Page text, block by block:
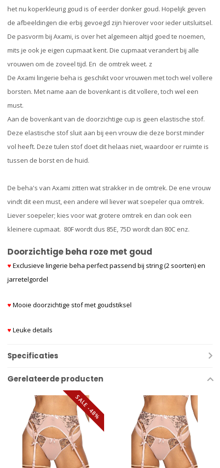
het nu koperkleurig goud is of eerder donker goud. Hopelijk geven
de afbeeldingen die erbij gevoegd zijn hierover voor ieder uitsluitsel.
De pasvorm bij Axami, is over het algemeen altijd goed te noemen,
mits je ook je eigen cupmaat kent. Die cupmaat verandert bij alle
vrouwen om de zoveel tijd. En de omtrek weet. z
De Axami lingerie beha is geschikt voor vrouwen met toch wel vollere
borsten. Met name aan de bovenkant is dit vollere, toch wel een
must.
Aan de bovenkant van de doorzichtige cup is geen elastische stof.
Deze elastische stof sluit aan bij een vrouw die deze borst minder
vol heeft. Deze tulen stof doet dit helaas niet, waardoor er ruimte is
tussen de borst en de huid.
De beha's van Axami zitten wat strakker in de omtrek. De ene vrouw
vindt dit een must, een andere wil liever wat soepeler qua omtrek.
Liever soepeler; kies voor wat grotere omtrek en dan ook een
kleinere cupmaat. 80F wordt dus 85E, 75D wordt dan 80C enz.
Doorzichtige beha roze met goud
♥ Exclusieve lingerie beha perfect passend bij string (2 soorten) en
jarretelgordel
♥ Mooie doorzichtige stof met goudstiksel
♥ Leuke details
Specificaties
Gerelateerde producten
SALE -48%